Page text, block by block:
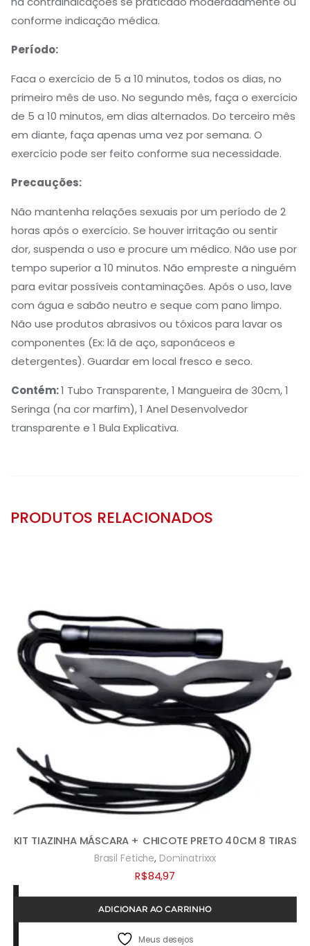
conforme indicação médica.
Período:
Faca o exercício de 5 a 10 minutos, todos os dias, no
primeiro mês de uso. No segundo mês, faça o exercício
de 5 a 10 minutos, em dias alternados. Do terceiro mês
em diante, faça apenas uma vez por semana. O
exercício pode ser feito conforme sua necessidade.
Precauções:
Não mantenha relações sexuais por um período de 2
horas após o exercício. Se houver irritação ou sentir
dor, suspenda o uso e procure um médico. Não use por
tempo superior a 10 minutos. Não empreste a ninguém
para evitar possíveis contaminações. Após o uso, lave
com água e sabão neutro e seque com pano limpo.
Não use produtos abrasivos ou tóxicos para lavar os
componentes (Ex: lã de aço, saponáceos e
detergentes). Guardar em local fresco e seco.
Contém:1 Tubo Transparente, 1 Mangueira de 30cm, 1
Seringa (na cor marfim), 1 Anel Desenvolvedor
transparente e 1 Bula Explicativa.
PRODUTOS RELACIONADOS
KIT TIAZINHA MÁSCARA + CHICOTE PRETO 40CM 8 TIRAS
Brasil Fetiche, Dominatrixxx
R$84,97
ADICIONAR AO CARRINHO
Meus desejos